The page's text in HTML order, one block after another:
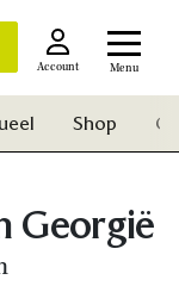
Account Menu
Shop
Georgië